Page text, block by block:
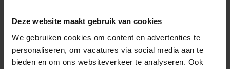
Deze website maakt gebruik van cookies
We gebruiken cookies om content en advertenties te
personaliseren, om vacatures via social media aan te
bieden en om ons websiteverkeer te analyseren. Ook